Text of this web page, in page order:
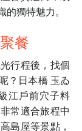
獨特魅力。
餐
行程後，找個
？日本橋 玉ゐ
江戶前穴子料
常適合旅程中
島屋等景點，